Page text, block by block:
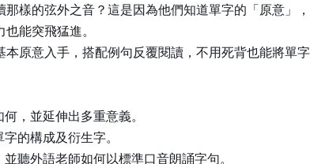
樣的弦外之音？這是因為他們知道單字的「原意
能突飛猛進。
原意入手，搭配例句反覆閱讀，不用死背也能將單字
，並延伸出多重意義。
的構成及衍生字。
聽外語老師如何以標準口音朗誦字句。